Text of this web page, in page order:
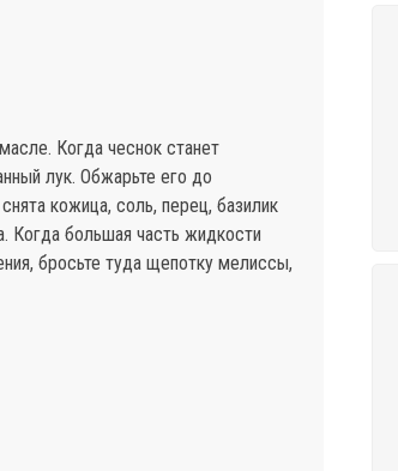
Когда чеснок станет
лук. Обжарьте его до
кожица, соль, перец, базилик
Когда большая часть жидкости
бросьте туда щепотку мелиссы,